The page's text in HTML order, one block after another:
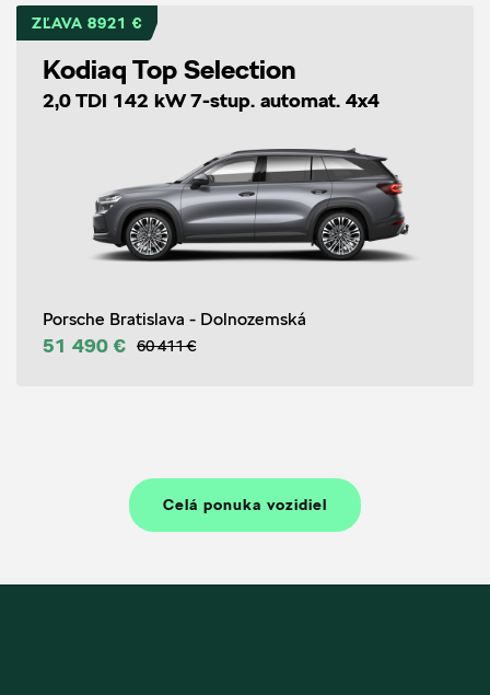
ZĽAVA 8921 €
Kodiaq Top Selection
2,0 TDI 142 kW 7-stup. automat. 4x4
Porsche Bratislava - Dolnozemská
51 490 € 60 411 €
Celá ponuka vozidiel